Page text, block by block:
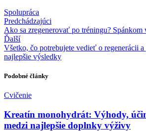
Spolupráca
Predchádzajúci
Ako sa zregenerovať po tréningu?
Ďalší
Všetko, čo potrebujete vedieť o regenerácii
najlepšie výsledky
Podobné články
Cvičenie
Kreatín monohydrát: Výhody,
medzi najlepšie doplnky výživy